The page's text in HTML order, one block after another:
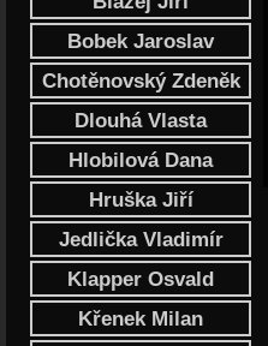
Bobek Jaroslav
Chotěnovský Zdeněk
Dlouhá Vlasta
Hlobilová Dana
Hruška Jiří
Jedlička Vladimír
Klapper Osvald
Křenek Milan